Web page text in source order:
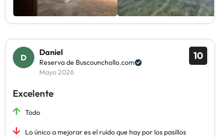
10
Daniel
Reserva de Buscounchollo.com
Mayo 2026
Excelente
Todo
Lo único a mejorar es el ruido que hay por los pasillos